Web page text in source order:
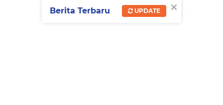
×
Berita Terbaru UPDATE